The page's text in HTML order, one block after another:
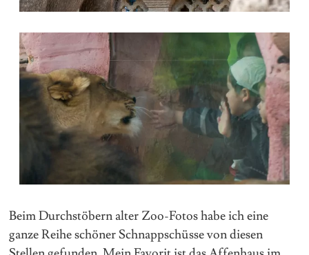
Beim Durchstöbern alter Zoo-Fotos habe ich eine
ganze Reihe schöner Schnappschüsse von diesen